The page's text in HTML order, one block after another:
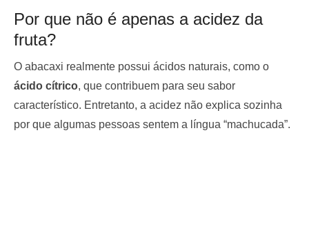
Por que não é apenas a acidez da
fruta?
O abacaxi realmente possui ácidos naturais, como o
ácido cítrico, que contribuem para seu sabor
característico. Entretanto, a acidez não explica sozinha
por que algumas pessoas sentem a língua “machucada”.